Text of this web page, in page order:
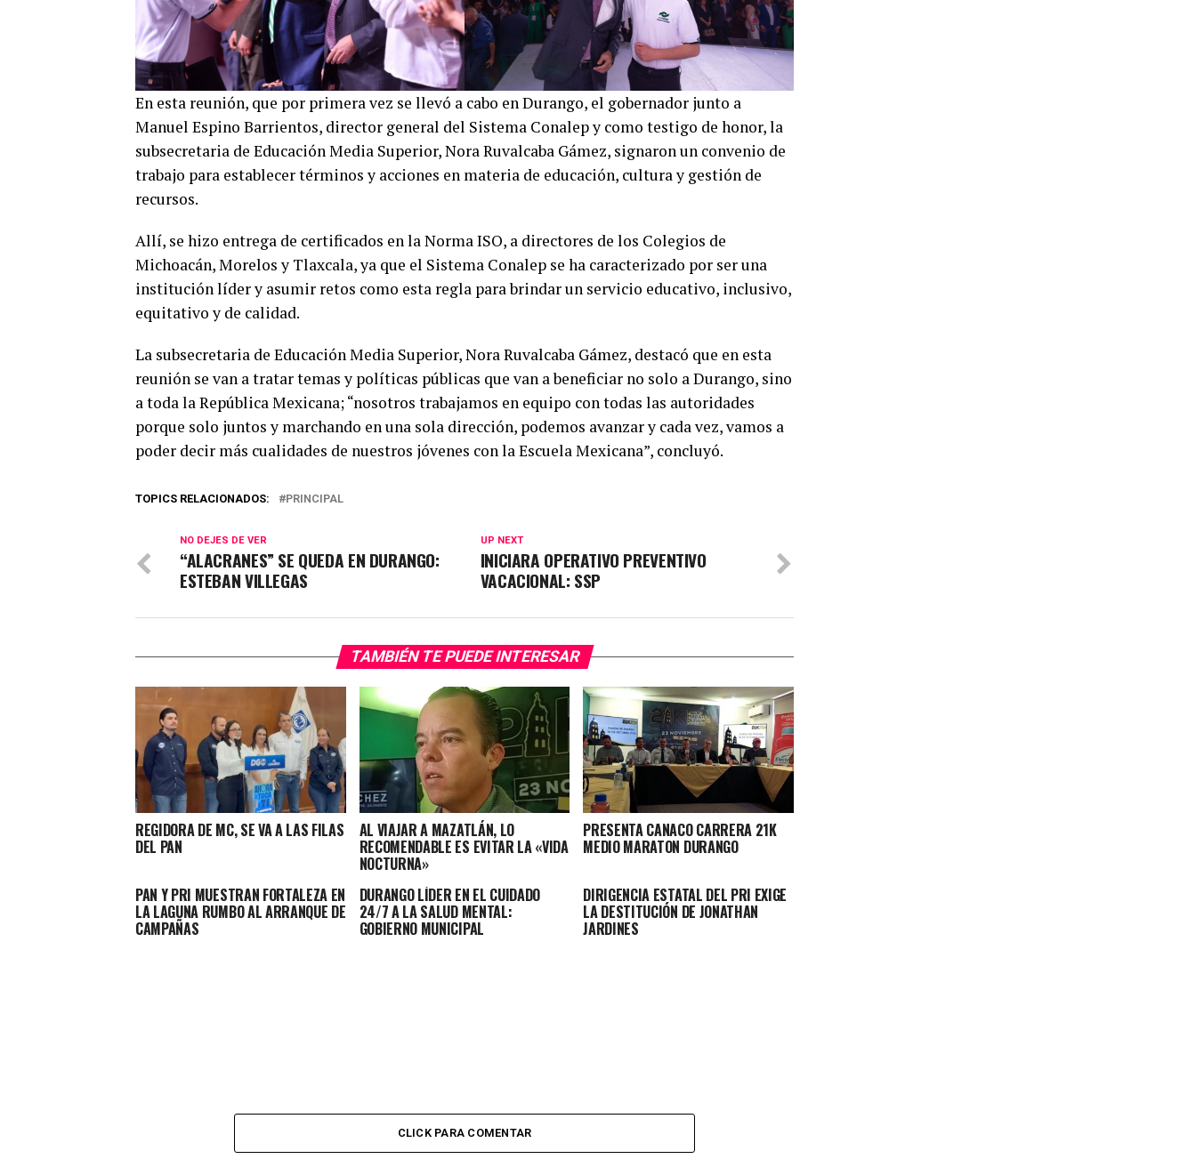
En esta reunión, que por primera vez se llevó a cabo en Durango, el gobernador junto a
Manuel Espino Barrientos, director general del Sistema Conalep y como testigo de honor, la
subsecretaria de Educación Media Superior, Nora Ruvalcaba Gámez, signaron un convenio de
trabajo para establecer términos y acciones en materia de educación, cultura y gestión de
recursos.
Allí, se hizo entrega de certificados en la Norma ISO, a directores de los Colegios de
Michoacán, Morelos y Tlaxcala, ya que el Sistema Conalep se ha caracterizado por ser una
institución líder y asumir retos como esta regla para brindar un servicio educativo, inclusivo,
equitativo y de calidad.
La subsecretaria de Educación Media Superior, Nora Ruvalcaba Gámez, destacó que en esta
reunión se van a tratar temas y políticas públicas que van a beneficiar no solo a Durango, sino
a toda la República Mexicana; “nosotros trabajamos en equipo con todas las autoridades
porque solo juntos y marchando en una sola dirección, podemos avanzar y cada vez, vamos a
poder decir más cualidades de nuestros jóvenes con la Escuela Mexicana”, concluyó.
TOPICS RELACIONADOS: PRINCIPAL
UP NEXT
INICIARA OPERATIVO PREVENTIVO
VACACIONAL: SSP
NO DEJES DE VER
“ALACRANES” SE QUEDA EN DURANGO:
ESTEBAN VILLEGAS
TAMBIÉN TE PUEDE INTERESAR
REGIDORA DE MC, SE VA A LAS FILAS
DEL PAN
AL VIAJAR A MAZATLÁN, LO
RECOMENDABLE ES EVITAR LA «VIDA
NOCTURNA»
PRESENTA CANACO CARRERA 21K
MEDIO MARATON DURANGO
PAN Y PRI MUESTRAN FORTALEZA EN
LA LAGUNA RUMBO AL ARRANQUE DE
CAMPAÑAS
DURANGO LÍDER EN EL CUIDADO
24/7 A LA SALUD MENTAL:
GOBIERNO MUNICIPAL
DIRIGENCIA ESTATAL DEL PRI EXIGE
LA DESTITUCIÓN DE JONATHAN
JARDINES
CLICK PARA COMENTAR